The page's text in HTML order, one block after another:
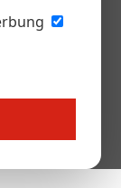
Haya
vom 25.
Almtal